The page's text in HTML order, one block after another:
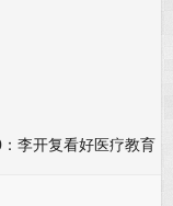
李开复看好医疗教育